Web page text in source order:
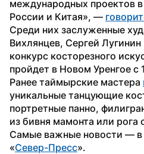
международных проектов в
России и Китая», —
Среди них заслуженные
Вихлянцев, Сергей
конкурс косторезного
пройдет в Новом Уренгое с
Ранее таймырские мастера
уникальные танцующие
портретные панно,
из бивня мамонта или рога
Самые важные новости —
«Север-Пресс».